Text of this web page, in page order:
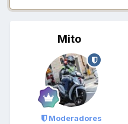
Mito
Moderadores